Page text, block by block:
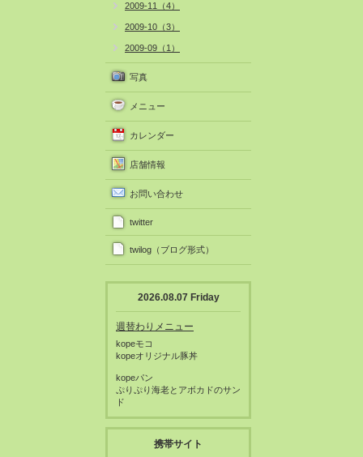
2009-11（4）
2009-10（3）
2009-09（1）
写真
メニュー
カレンダー
店舗情報
お問い合わせ
twitter
twilog（ブログ形式）
2026.08.07 Friday
週替わりメニュー
kopeモコ
kopeオリジナル豚丼
kopeパン
ぷりぷり海老とアボカドのサン
ド
携帯サイト